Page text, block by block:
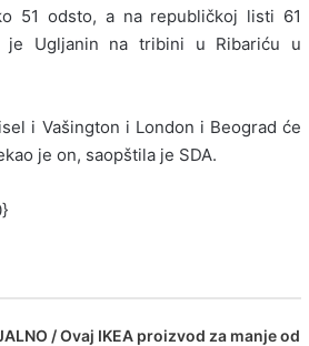
51 odsto, a na republičkoj listi 61
je Ugljanin na tribini u Ribariću u
i Vašington i London i Beograd će
je on, saopštila je SDA.
/ Ovaj IKEA proizvod za manje od